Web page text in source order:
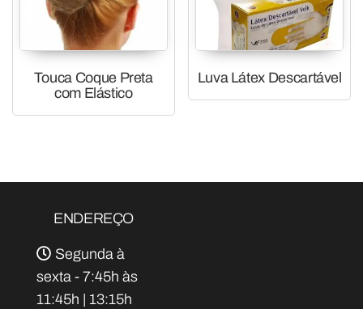
Touca Coque Preta
com Elástico
Luva Látex Descartável
ENDEREÇO
Segunda à
sexta - 7:45h às
11:45h | 13:15h